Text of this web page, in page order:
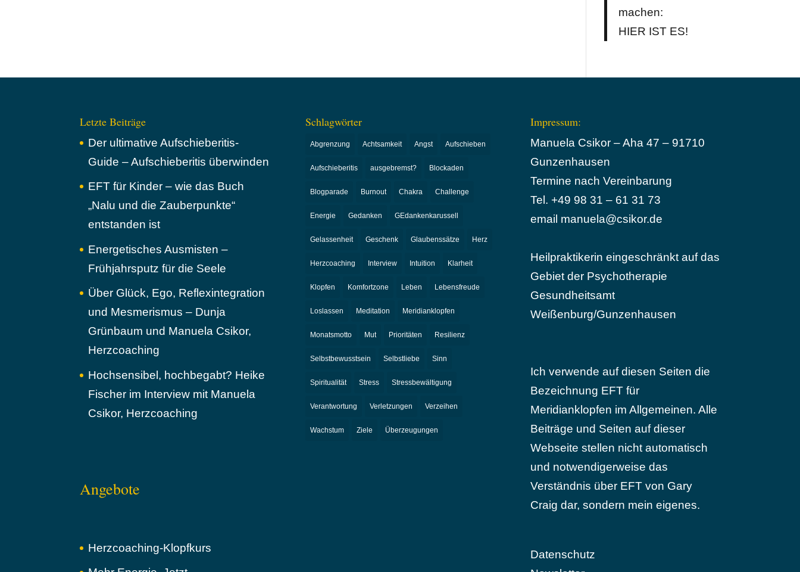
machen:
HIER IST ES!
Letzte Beiträge
Der ultimative Aufschieberitis-
Guide – Aufschieberitis überwinden
EFT für Kinder – wie das Buch
„Nalu und die Zauberpunkte“
entstanden ist
Energetisches Ausmisten –
Frühjahrsputz für die Seele
Über Glück, Ego, Reflexintegration
und Mesmerismus – Dunja
Grünbaum und Manuela Csikor,
Herzcoaching
Hochsensibel, hochbegabt? Heike
Fischer im Interview mit Manuela
Csikor, Herzcoaching
Angebote
Herzcoaching-Klopfkurs
Schlagwörter
Abgrenzung Achtsamkeit Angst Aufschieben
Aufschieberitis ausgebremst? Blockaden
Blogparade Burnout Chakra Challenge
Energie Gedanken GEdankenkarussell
Gelassenheit Geschenk Glaubenssätze Herz
Herzcoaching Interview Intuition Klarheit
Klopfen Komfortzone Leben Lebensfreude
Loslassen Meditation Meridianklopfen
Monatsmotto Mut Prioritäten Resilienz
Selbstbewusstsein Selbstliebe Sinn
Spiritualität Stress Stressbewältigung
Verantwortung Verletzungen Verzeihen
Wachstum Ziele Überzeugungen
Impressum:
Manuela Csikor – Aha 47 – 91710
Gunzenhausen
Termine nach Vereinbarung
Tel. +49 98 31 – 61 31 73
email manuela@csikor.de
Heilpraktikerin eingeschränkt auf das
Gebiet der Psychotherapie
Gesundheitsamt
Weißenburg/Gunzenhausen
Ich verwende auf diesen Seiten die
Bezeichnung EFT für
Meridianklopfen im Allgemeinen. Alle
Beiträge und Seiten auf dieser
Webseite stellen nicht automatisch
und notwendigerweise das
Verständnis über EFT von Gary
Craig dar, sondern mein eigenes.
Datenschutz